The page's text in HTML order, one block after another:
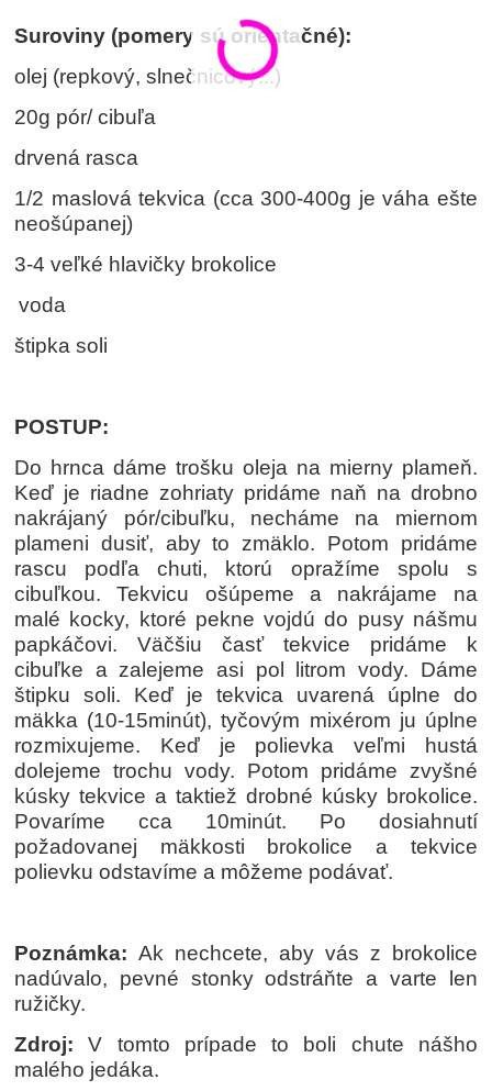
Suroviny (pomery sú orientačné):
olej (repkový, slnečnicový...)
20g pór/ cibuľa
drvená rasca
1/2 maslová tekvica (cca 300-400g je váha ešte
neošúpanej)
3-4 veľké hlavičky brokolice
voda
štipka soli
POSTUP:
Do hrnca dáme trošku oleja na mierny plameň.
Keď je riadne zohriaty pridáme naň na drobno
nakrájaný pór/cibuľku, necháme na miernom
plameni dusiť, aby to zmäklo. Potom pridáme
rascu podľa chuti, ktorú opražíme spolu s
cibuľkou. Tekvicu ošúpeme a nakrájame na
malé kocky, ktoré pekne vojdú do pusy nášmu
papkáčovi. Väčšiu časť tekvice pridáme k
cibuľke a zalejeme asi pol litrom vody. Dáme
štipku soli. Keď je tekvica uvarená úplne do
mäkka (10-15minút), tyčovým mixérom ju úplne
rozmixujeme. Keď je polievka veľmi hustá
dolejeme trochu vody. Potom pridáme zvyšné
kúsky tekvice a taktiež drobné kúsky brokolice.
Povaríme cca 10minút. Po dosiahnutí
požadovanej mäkkosti brokolice a tekvice
polievku odstavíme a môžeme podávať.
Poznámka: Ak nechcete, aby vás z brokolice
nadúvalo, pevné stonky odstráňte a varte len
ružičky.
Zdroj: V tomto prípade to boli chute nášho
malého jedáka.